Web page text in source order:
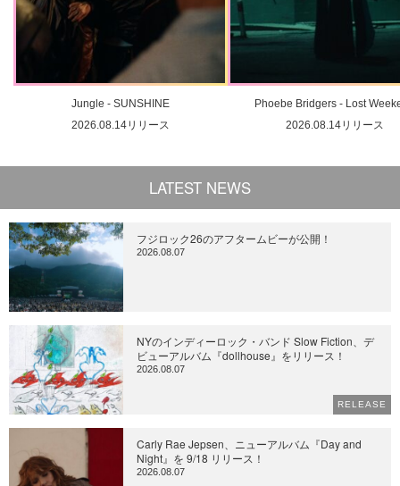
Jungle - SUNSHINE
2026.08.14リリース
Phoebe Bridgers - Lost
2026.08.14リリース
LATEST NEWS
フジロック26のアフタームビーが公開！
2026.08.07
NYのインディーロック・バンド Slow Fiction、デ
ビューアルバム『dollhouse』をリリース！
2026.08.07
RELEASE
Carly Rae Jepsen、ニューアルバム『Day and
Night』を 9/18 リリース！
2026.08.07